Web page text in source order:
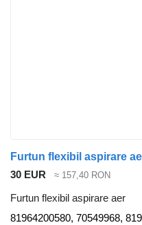
30 EUR ≈ 157,40 RON
Furtun flexibil aspirare aer
81964200580, 70549968,